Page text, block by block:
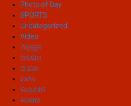
Photo of Day
SPORTS
Uncategorized
Video
ଅନୁଗୁଳ
ଅପରାଧ
ଆଇନ
କଟକ
କନ୍ଧମାଳ
କରୋନା